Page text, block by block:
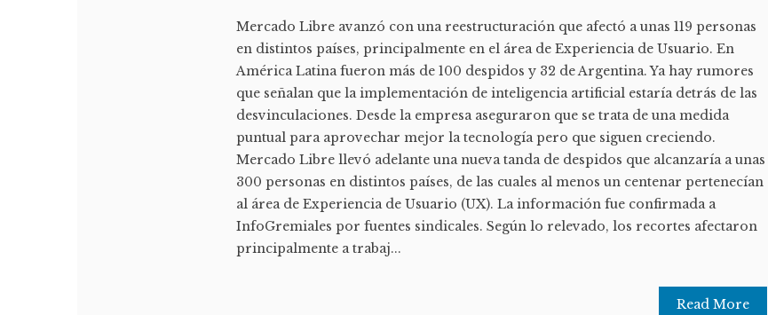
Mercado Libre avanzó con una reestructuración que afectó a unas 119 personas
en distintos países, principalmente en el área de Experiencia de Usuario. En
América Latina fueron más de 100 despidos y 32 de Argentina. Ya hay rumores
que señalan que la implementación de inteligencia artificial estaría detrás de las
desvinculaciones. Desde la empresa aseguraron que se trata de una medida
puntual para aprovechar mejor la tecnología pero que siguen creciendo.
Mercado Libre llevó adelante una nueva tanda de despidos que alcanzaría a unas
300 personas en distintos países, de las cuales al menos un centenar pertenecían
al área de Experiencia de Usuario (UX). La información fue confirmada a
InfoGremiales por fuentes sindicales. Según lo relevado, los recortes afectaron
principalmente a trabaj...
Read More